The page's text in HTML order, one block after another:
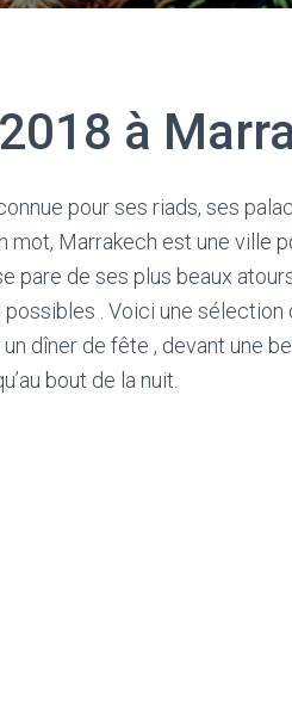
à
pour ses riads, ses
Marrakech est une ville
pare de ses plus beaux
. Voici une
dîner de fête , devant une
bout de la nuit.